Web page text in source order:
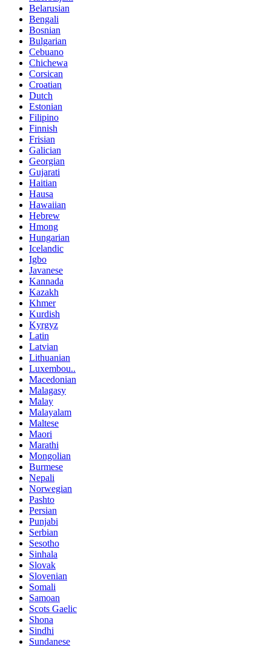
Belarusian
Bengali
Bosnian
Bulgarian
Cebuano
Chichewa
Corsican
Croatian
Dutch
Estonian
Filipino
Finnish
Frisian
Galician
Georgian
Gujarati
Haitian
Hausa
Hawaiian
Hebrew
Hmong
Hungarian
Icelandic
Igbo
Javanese
Kannada
Kazakh
Khmer
Kurdish
Kyrgyz
Latin
Latvian
Lithuanian
Luxembou..
Macedonian
Malagasy
Malay
Malayalam
Maltese
Maori
Marathi
Mongolian
Burmese
Nepali
Norwegian
Pashto
Persian
Punjabi
Serbian
Sesotho
Sinhala
Slovak
Slovenian
Somali
Samoan
Scots Gaelic
Shona
Sindhi
Sundanese